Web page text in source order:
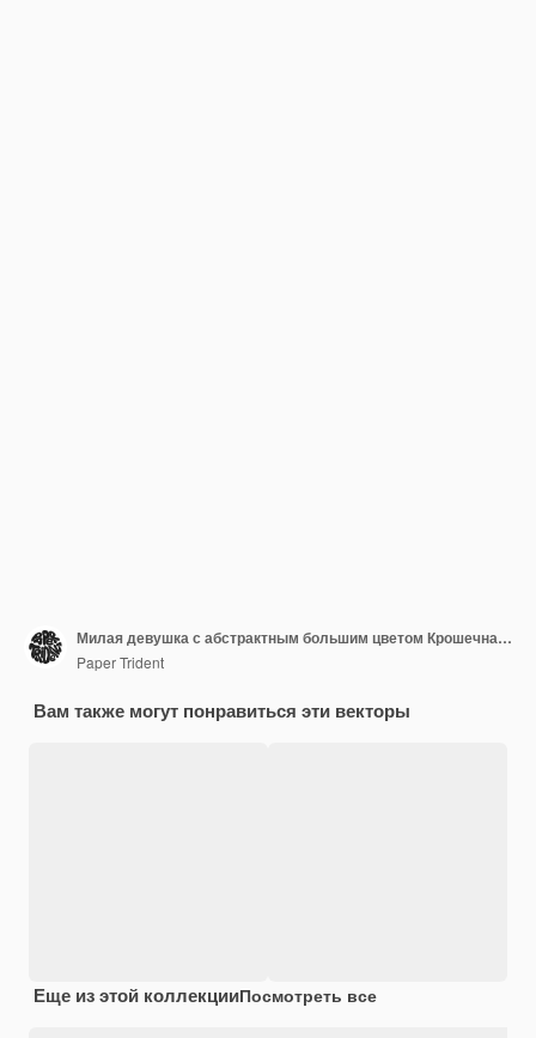
Милая девушка с абстрактным большим цветом Крошечная женщина прячется в бутоне дикого цвета Забавный персонаж с весенним цветущим растением Цветение природы сад флора Плоская изолированная векторная иллюстрация на белом фоне
Paper Trident
Вам также могут понравиться эти векторы
Еще из этой коллекцииПосмотреть все